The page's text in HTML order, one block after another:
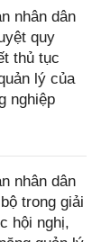
nhân dân
quy
thủ tục
lý của
nghiệp
nhân dân
trong giải
hội nghị,